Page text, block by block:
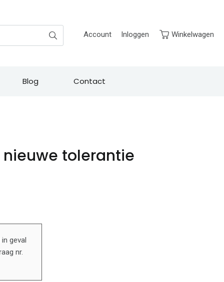
Winkelwagen
Account Inloggen
Blog Contact
tolerantie
geval
nr.